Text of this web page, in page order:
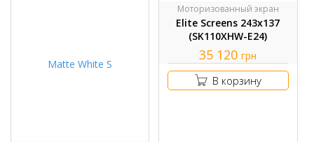
Моторизованный экран
Elite Screens 243х137
(SK110XHW-E24)
35 120 грн
В корзину